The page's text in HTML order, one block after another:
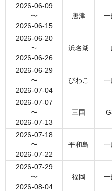
2026-06-09
〜
2026-06-15
唐津 一
2026-06-20
〜
2026-06-26
浜名湖 一
2026-06-29
〜
2026-07-04
びわこ 一
2026-07-07
〜
2026-07-13
三国
2026-07-18
〜
2026-07-22
平和島 一
2026-07-29
〜
2026-08-04
福岡 一